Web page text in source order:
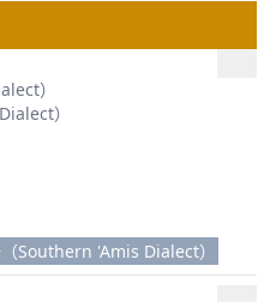
）
）
Southern 'Amis Dialect）